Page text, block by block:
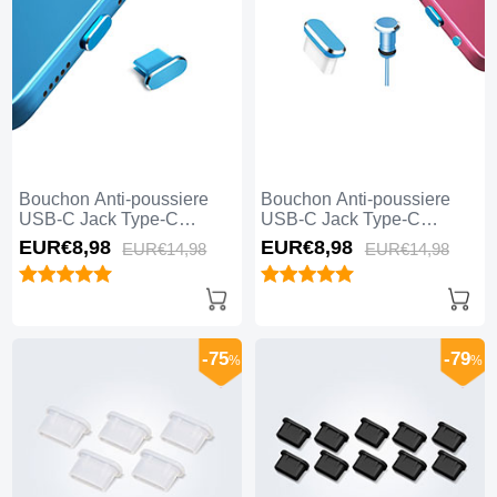
Bouchon Anti-poussiere
USB-C Jack Type-C
Universel H14 Bleu
EUR€8,98 EUR€14,98
Bouchon Anti-poussiere
USB-C Jack Type-C
Universel H12 Bleu
EUR€8,98 EUR€14,98
-75% -79%